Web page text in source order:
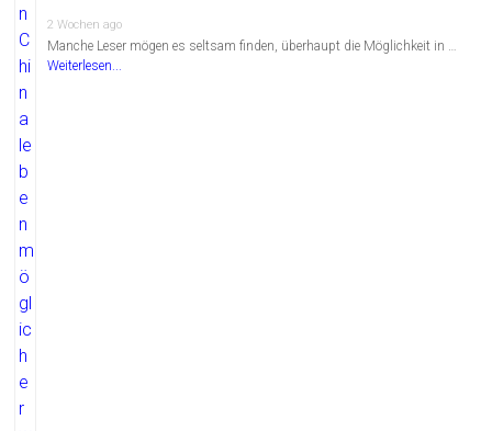
2 Wochen ago
Manche Leser mögen es seltsam finden, überhaupt die Möglichkeit in …
Weiterlesen...